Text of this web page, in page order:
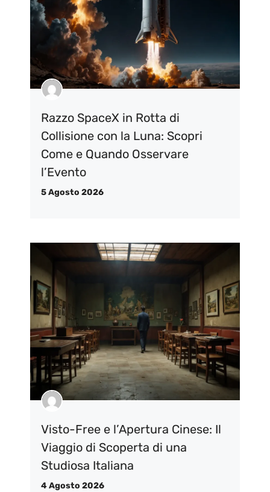
Razzo SpaceX in Rotta di
Collisione con la Luna: Scopri
Come e Quando Osservare
l’Evento
5 Agosto 2026
Visto-Free e l’Apertura Cinese: Il
Viaggio di Scoperta di una
Studiosa Italiana
4 Agosto 2026